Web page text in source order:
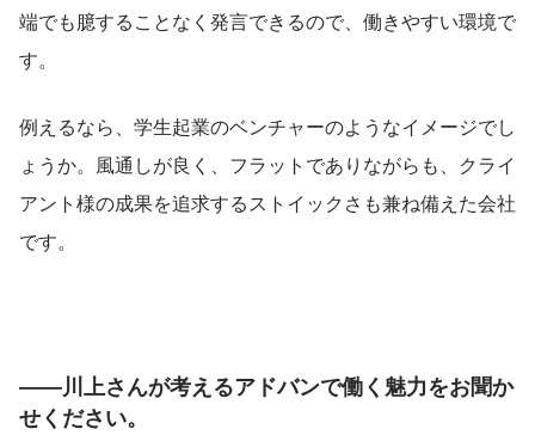
端でも臆することなく発言できるので、働きやすい環境で
す。
例えるなら、学生起業のベンチャーのようなイメージでし
ょうか。風通しが良く、フラットでありながらも、クライ
アント様の成果を追求するストイックさも兼ね備えた会社
です。
――川上さんが考えるアドバンで働く魅力をお聞か
せください。